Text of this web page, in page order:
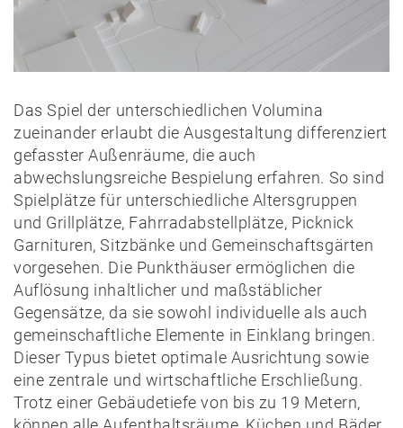
News
Projekte
Das Spiel der unterschiedlichen Volumina
zueinander erlaubt die Ausgestaltung differenziert
gefasster Außenräume, die auch
abwechslungsreiche Bespielung erfahren. So sind
Spielplätze für unterschiedliche Altersgruppen
und Grillplätze, Fahrradabstellplätze, Picknick
Garnituren, Sitzbänke und Gemeinschaftsgärten
vorgesehen. Die Punkthäuser ermöglichen die
Auflösung inhaltlicher und maßstäblicher
Gegensätze, da sie sowohl individuelle als auch
gemeinschaftliche Elemente in Einklang bringen.
Dieser Typus bietet optimale Ausrichtung sowie
eine zentrale und wirtschaftliche Erschließung.
Trotz einer Gebäudetiefe von bis zu 19 Metern,